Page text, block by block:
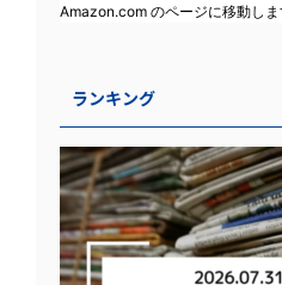
Amazon.com のページに移動しま
ランキング